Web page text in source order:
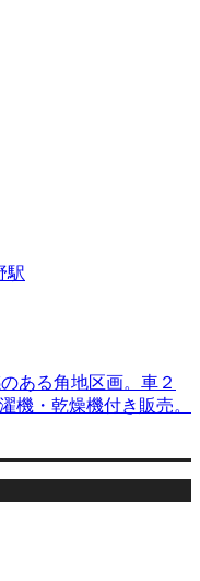
駅
ある角地区画。車２
・乾燥機付き販売。